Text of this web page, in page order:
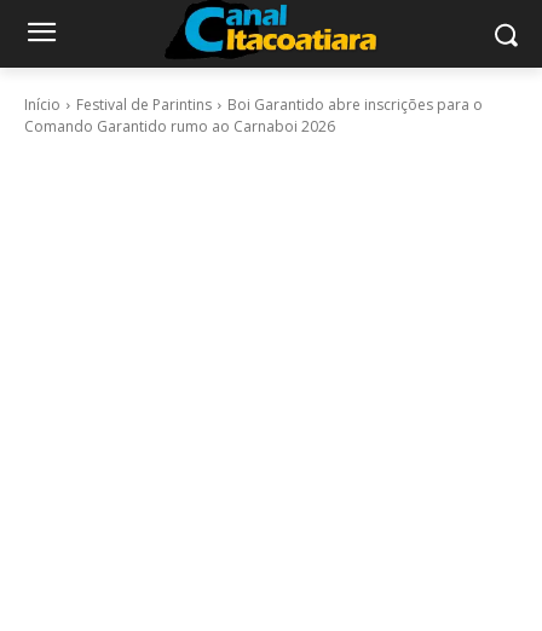
Início Festival de Parintins
Boi Garantido abre inscrições para o
Comando Garantido rumo ao Carnaboi 2026